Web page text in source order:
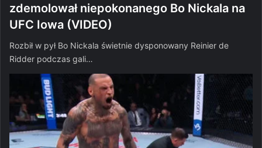
zdemolował niepokonanego Bo Nickala na
UFC Iowa (VIDEO)
Rozbił w pył Bo Nickala świetnie dysponowany Reinier de
Ridder podczas gali…